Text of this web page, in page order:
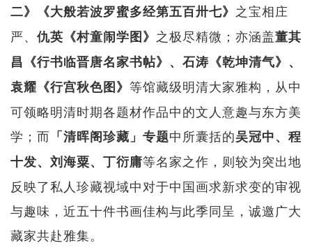
二》《大般若波罗蜜多经第五百卅七》 之宝相庄
严、 仇英《村童闹学图》 之极尽精微；亦涵盖董其
昌《行书临晋唐名家书帖》、石涛《乾坤清气》、
袁耀《行宫秋色图》 等馆藏级明清大家雅构，从中
可领略明清时期各题材作品中的文人意趣与东方美
学；而 「清晖阁珍藏」专题中所囊括的吴冠中、程
十发、刘海粟、丁衍庸等名家之作，则较为突出地
反映了私人珍藏视域中对于中国画求新求变的审视
与趣味，近五十件书画佳构与此季同呈，诚邀广大
藏家共赴雅集。